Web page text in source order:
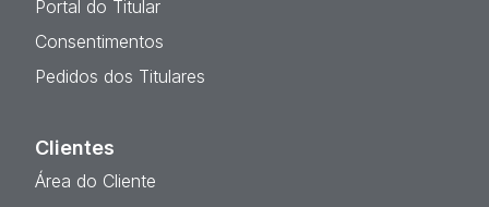
Portal do Titular
Consentimentos
Pedidos dos Titulares
Clientes
Área do Cliente